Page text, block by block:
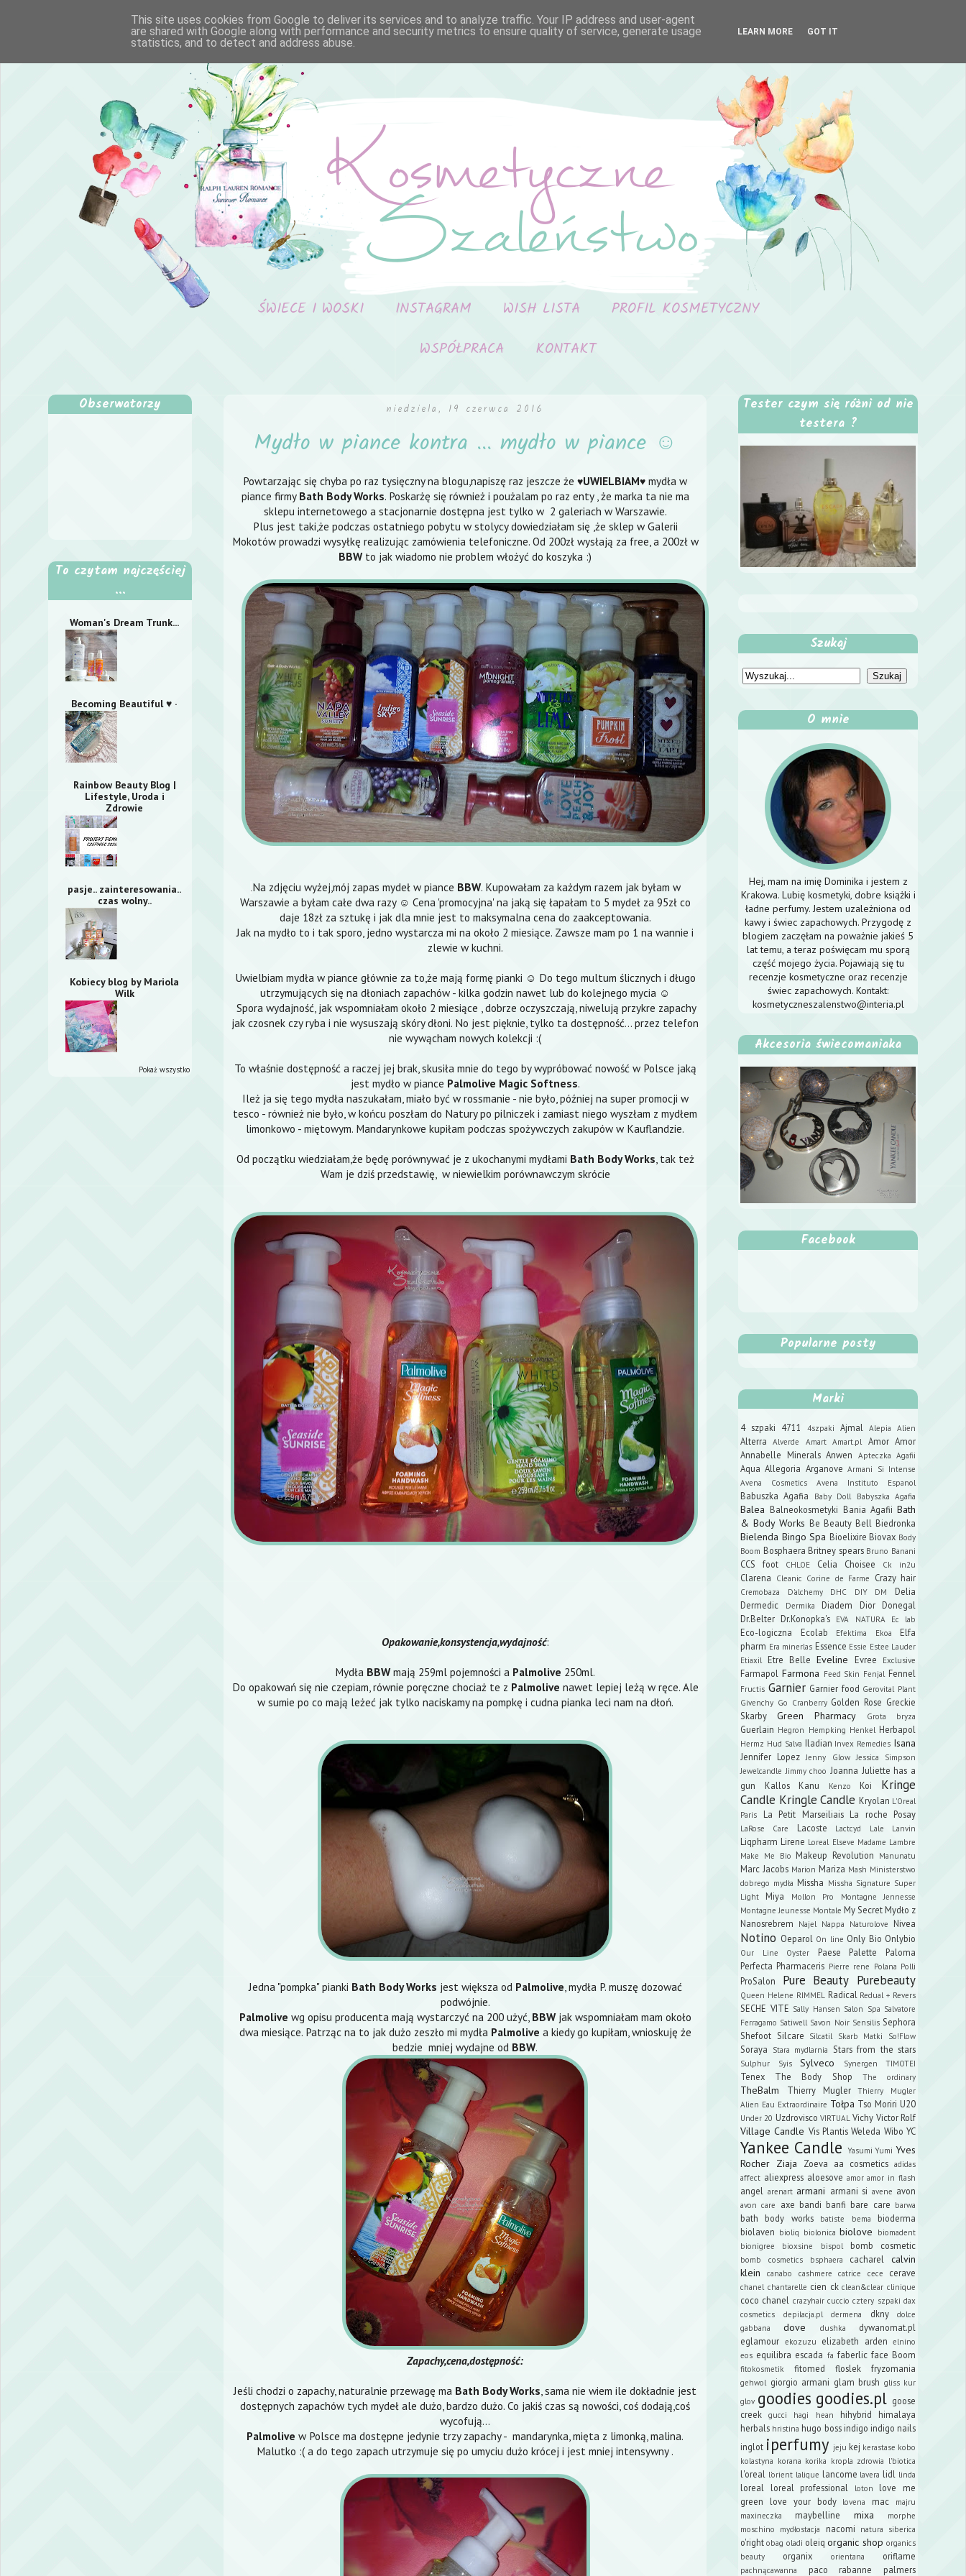
ŚWIECE I WOSKI INSTAGRAM WISH LISTA
PROFIL KOSMETYCZNY
WSPÓŁPRACA
KONTAKT
niedziela, 19 czerwca 2016
Mydło w piance kontra ... mydło w piance ☺
Powtarzając się chyba po raz tysięczny na blogu,napiszę raz jeszcze że ♥UWIELBIAM♥ mydła w
piance firmy Bath Body Works. Poskarżę się również i poużalam po raz enty , że marka ta nie ma
sklepu internetowego a stacjonarnie dostępna jest tylko w 2 galeriach w Warszawie.
Plus jest taki,że podczas ostatniego pobytu w stolycy dowiedziałam się ,że sklep w Galerii
Mokotów prowadzi wysyłkę realizując zamówienia telefoniczne. Od 200zł wysłają za free, a 200zł w
BBWto jak wiadomo nie problem włożyć do koszyka :)
.Na zdjęciu wyżej,mój zapas mydeł w piance BBW. Kupowałam za każdym razem jak byłam w
Warszawie a byłam całe dwa razy ☺ Cena 'promocyjna' na jaką się łapałam to 5 mydeł za 95zł co
daje 18zł za sztukę i jak dla mnie jest to maksymalna cena do zaakceptowania.
Jak na mydło to i tak sporo, jedno wystarcza mi na około 2 miesiące. Zawsze mam po 1 na wannie i
zlewie w kuchni.
Uwielbiam mydła w piance głównie za to,że mają formę pianki ☺ Do tego multum ślicznych i długo
utrzymujących się na dłoniach zapachów - kilka godzin nawet lub do kolejnego mycia ☺
Spora wydajność, jak wspomniałam około 2 miesiące , dobrze oczyszczają, niwelują przykre zapachy
jak czosnek czy ryba i nie wysuszają skóry dłoni. No jest pięknie, tylko ta dostępność... przez telefon
nie wywącham nowych kolekcji :(
To właśnie dostępność a raczej jej brak, skusiła mnie do tego by wypróbować nowość w Polsce jaką
jest mydło w piance Palmolive Magic Softness.
Ileż ja się tego mydła naszukałam, miało być w rossmanie - nie było, później na super promocji w
tesco - również nie było, w końcu poszłam do Natury po pilniczek i zamiast niego wyszłam z mydłem
limonkowo - miętowym. Mandarynkowe kupiłam podczas spożywczych zakupów w Kauflandzie.
Od początku wiedziałam,że będę porównywać je z ukochanymi mydłami Bath Body Works, tak też
Wam je dziś przedstawię, w niewielkim porównawczym skrócie
Opakowanie,konsystencja,wydajność:
Mydła BBWmają 259ml pojemności a Palmolive 250ml.
Do opakowań się nie czepiam, równie poręczne chociaż te z Palmolive nawet lepiej leżą w ręce. Ale
w sumie po co mają leżeć jak tylko naciskamy na pompkę i cudna pianka leci nam na dłoń.
Jedna "pompka" pianki Bath Body Works jest większa od Palmolive, mydła P. muszę dozować
podwójnie.
Palmolive wg opisu producenta mają wystarczyć na 200 użyć, BBWjak wspomniałam mam około
dwa miesiące. Patrząc na to jak dużo zeszło mi mydła Palmolive a kiedy go kupiłam, wnioskuję że
bedzie mniej wydajne od BBW.
Zapachy,cena,dostępność:
Jeśli chodzi o zapachy, naturalnie przewagę ma Bath Body Works, sama nie wiem ile dokładnie jest
dostępnych zapachów tych mydeł ale dużo, bardzo dużo. Co jakiś czas są nowości, coś dodają,coś
wycofują...
Palmolive w Polsce ma dostępne jedynie trzy zapachy - mandarynka, mięta z limonką, malina.
Malutko :( a do tego zapach utrzymuje się po umyciu dużo krócej i jest mniej intensywny .
Obserwatorzy
To czytam najczęściej
...
Woman's Dream Trunk...
Becoming Beautiful ♥ ·
Rainbow Beauty Blog |
Lifestyle, Uroda i
Zdrowie
pasje.. zainteresowania..
czas wolny..
Kobiecy blog by Mariola
Wilk
Pokaż wszystko
Tester czym się różni od nie
testera ?
Szukaj
O mnie
Hej, mam na imię Dominika i jestem z
Krakowa. Lubię kosmetyki, dobre książki i
ładne perfumy. Jestem uzależniona od
kawy i świec zapachowych. Przygodę z
blogiem zaczęłam na poważnie jakieś 5
lat temu, a teraz poświęcam mu sporą
część mojego życia. Pojawiają się tu
recenzje kosmetyczne oraz recenzje
świec zapachowych. Kontakt:
kosmetyczneszalenstwo@interia.pl
Akcesoria świecomaniaka
Facebook
Popularne posty
Marki
4 szpaki 4711 4szpaki Ajmal Alepia Alien
Alterra Alverde Amart Amart.pl
Amor Amor
Annabelle Minerals Anwen Apteczka Agafii
Aqua Allegoria Arganove Armani Si Intense
Avena Cosmetics
Avena Instituto Espanol
Babuszka Agafia Baby Doll Babyszka Agafia
Balea Balneokosmetyki Bania Agafii Bath
& Body Works Be Beauty Bell Biedronka
Bielenda Bingo Spa Bioelixire Biovax Body
Boom Bosphaera Britney spears Bruno Banani
CCS foot CHLOE Celia Choisee Ck in2u
Clarena Cleanic Corine de Farme Crazy hair
Cremobaza D'alchemy DHC DIY DM
Delia
Dermedic
Dermika Diadem Dior
Donegal
Dr.Belter Dr.Konopka's EVA NATURA Ec lab
Eco-logiczna Ecolab Efektima Ekoa
Elfa
pharm Era minerlas Essence Essie Estee Lauder
Etiaxil
Etre Belle Eveline Evree Exclusive
Farmapol Farmona Feed Skin Fenjal Fennel
Fructis Garnier Garnier food Gerovital Plant
Givenchy Go Cranberry Golden Rose Greckie
Skarby
Green Pharmacy Grota bryza
Guerlain Hegron Hempking Henkel Herbapol
Hermz Hud Salva Iladian Invex Remedies Isana
Jennifer Lopez Jenny Glow Jessica Simpson
Jewelcandle Jimmy choo Joanna Juliette has a
gun
Kallos Kanu Kenzo Koi
Kringe
Candle Kringle Candle Kryolan L'Oreal
Paris
La Petit Marseiliais La roche Posay
LaRose Care Lacoste Lactcyd Lale Lanvin
Liqpharm Lirene Loreal Elseve Madame Lambre
Make Me Bio Makeup Revolution Manunatu
Marc Jacobs Marion Mariza Mash Ministerstwo
dobrego mydła Missha Missha Signature Super
Light
Miya Mollon Pro
Montagne Jennesse
Montagne Jeunesse Montale My Secret Mydło z
Nanosrebrem
Najel Nappa Naturolove Nivea
Notino Oeparol On line Only Bio Onlybio
Our Line Oyster Paese Palette
Paloma
Perfecta Pharmaceris Pierre rene Polana Polli
ProSalon Pure Beauty Purebeauty
Queen Helene RIMMEL Radical Redual + Revers
SECHE VITE Sally Hansen Salon Spa Salvatore
Ferragamo Satiwell Savon Noir Sensilis Sephora
Shefoot Silcare Silcatil Skarb Matki So!Flow
Soraya Stara mydlarnia Stars from the stars
Sulphur Syis Sylveco Synergen TIMOTEI
Tenex The Body Shop The ordinary
TheBalm Thierry Mugler
Thierry Mugler
Alien Eau Extraordinaire Tołpa Tso Moriri U20
Under 20 Uzdrovisco VIRTUAL Vichy Victor Rolf
Village Candle Vis Plantis Weleda Wibo YC
Yankee Candle Yasumi Yumi Yves
Rocher Ziaja Zoeva aa cosmetics adidas
affect aliexpress aloesove amor amor in flash
angel arenart armani armani si avene avon
avon care axe bandi banfi bare care barwa
bath body works batiste bema
bioderma
biolaven bioliq biolonica biolove
biomadent
bionigree
bioxsine bispol bomb cosmetic
bomb cosmetics bsphaera cacharel
calvin
klein
canabo cashmere catrice cece cerave
chanel chantarelle cien ck clean&clear clinique
coco chanel crazyhair cuccio cztery szpaki dax
cosmetics
depilacja.pl dermena dkny
dolce
gabbana
dove dushka
dywanomat.pl
eglamour ekozuzu elizabeth arden elnino
eos equilibra escada fa faberlic face Boom
fitokosmetik fitomed floslek fryzomania
gehwol giorgio armani glam brush gliss kur
glov goodies goodies.pl goose
creek
gucci hagi hean hihybrid
himalaya
herbals hristina hugo boss indigo indigo nails
inglot iperfumy jeju kej kerastase kobo
kolastyna korana korika kropla zdrowia l'biotica
l'oreal l'orient lalique lancome lavera lidl linda
loreal loreal professional loton
love me
green
love your body lovena mac
majru
maxineczka
maybelline mixa
morphe
moschino
mydłostacja nacomi natura siberica
o'right obag oladi oleiq organic shop organics
beauty
organix orientana oriflame
pachnącawanna paco rabanne palmers
This site uses cookies from Google to deliver its services and to analyze traffic. Your IP address and user-agent
are shared with Google along with performance and security metrics to ensure quality of service, generate usage
statistics, and to detect and address abuse.
LEARN MORE GOT IT